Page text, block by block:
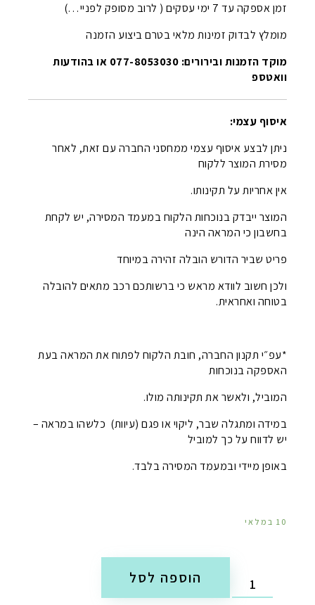
זמן אספקה עד 7 ימי עסקים ( לרוב מסופק לפניי…)
מומלץ לבדוק זמינות מלאי בטרם ביצוע הזמנה
מוקד הזמנות ובירורים: 077-8053030 או בהודעות
וואטספ
איסוף עצמי:
ניתן לבצע איסוף עצמי ממחסני החברה עם זאת, לאחר
מסירת המוצר ללקוח
אין אחריות על תקינותו.
המוצר ייבדק בנוכחות הלקוח במעמד המסירה, יש לקחת
בחשבון כי המראה הינה
פריט שביר הדורש הובלה זהירה במיוחד
ולכן חשוב לוודא מראש כי ברשותכם רכב מתאים להובלה
בטוחה ואחראית.
*עפ״י תקנון החברה, חובת הלקוח לפתוח את המראה בעת
האספקה בנוכחות
המוביל, ולאשר את תקינותה מולו.
במידה ומתגלה שבר, ליקוי או פגם (עיוות) כלשהו במראה –
יש לדווח על כך למוביל
באופן מיידי ובמעמד המסירה בלבד.
10 במלאי
הוספה לסל